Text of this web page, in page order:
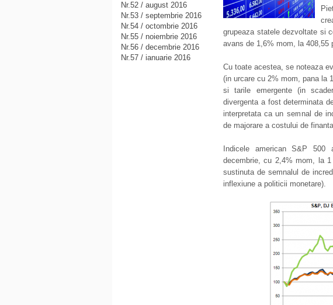
grupeaza statele dezvoltate si
avans de 1,6% mom, la 408,55
Cu toate acestea, se noteaza
(in urcare cu 2% mom, pana la
si tarile emergente (in
divergenta a fost determinata
interpretata ca un semnal de
de majorare a costului de
Indicele american S&P
decembrie, cu 2,4% mom, la
sustinuta de semnalul de
inflexiune a politicii monetare).
Nr.52 / august 2016
Nr.53 / septembrie 2016
Nr.54 / octombrie 2016
Nr.55 / noiembrie 2016
Nr.56 / decembrie 2016
Nr.57 / ianuarie 2016